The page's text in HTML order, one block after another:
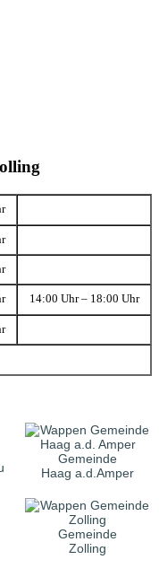
14:00 Uhr – 18:00 Uhr
Gemeinde
Haag a.d.Amper
Gemeinde
Zolling